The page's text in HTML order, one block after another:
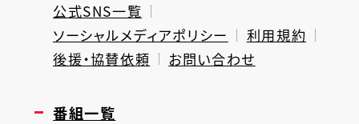
公式SNS一覧
ソーシャルメディアポリシー
利用規約
後援・協賛依頼
お問い合わせ
番組一覧